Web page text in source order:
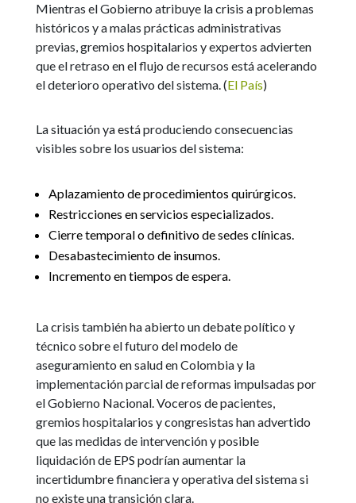
Mientras el Gobierno atribuye la crisis a problemas
históricos y a malas prácticas administrativas
previas, gremios hospitalarios y expertos advierten
que el retraso en el flujo de recursos está acelerando
el deterioro operativo del sistema. (El País)
La situación ya está produciendo consecuencias
visibles sobre los usuarios del sistema:
Aplazamiento de procedimientos quirúrgicos.
Restricciones en servicios especializados.
Cierre temporal o definitivo de sedes clínicas.
Desabastecimiento de insumos.
Incremento en tiempos de espera.
La crisis también ha abierto un debate político y
técnico sobre el futuro del modelo de
aseguramiento en salud en Colombia y la
implementación parcial de reformas impulsadas por
el Gobierno Nacional. Voceros de pacientes,
gremios hospitalarios y congresistas han advertido
que las medidas de intervención y posible
liquidación de EPS podrían aumentar la
incertidumbre financiera y operativa del sistema si
no existe una transición clara.